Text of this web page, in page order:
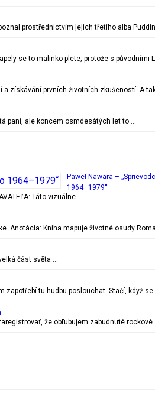
prostřednictvím jejich třetího alba
se to malinko plete, protože s původními
získávání prvních životních zkušeností. A tak
paní, ale koncem osmdesátých let to …
Paweł Nawara –
1964–1979“
Táto vizuálne …
Anotácia: Kniha mapuje životné osudy
část světa …
zapotřebí tu hudbu poslouchat. Stačí, když
že obľubujem zabudnuté